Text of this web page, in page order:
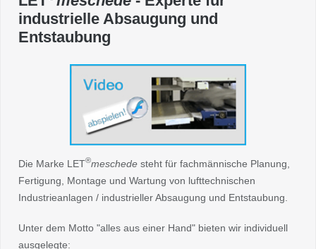
industrielle Absaugung und
Entstaubung
Die Marke LET®meschedesteht für fachmännische Planung,
Fertigung, Montage und Wartung von lufttechnischen
Industrieanlagen / industrieller Absaugung und Entstaubung.
Unter dem Motto "alles aus einer Hand" bieten wir individuell
ausgelegte: